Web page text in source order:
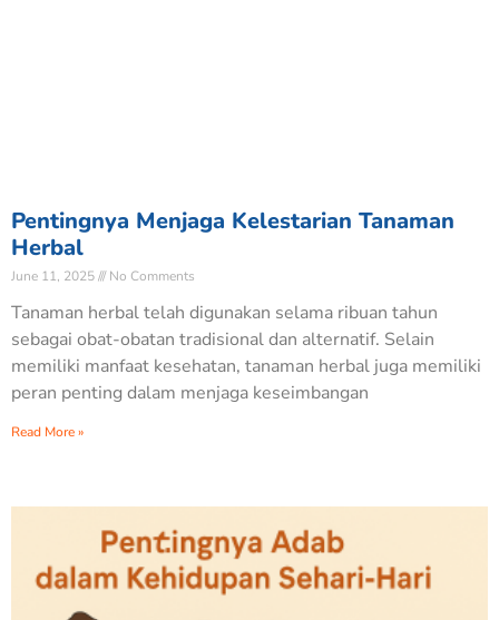
Pentingnya Menjaga Kelestarian Tanaman
Herbal
June 11, 2025 No Comments
Tanaman herbal telah digunakan selama ribuan tahun
sebagai obat-obatan tradisional dan alternatif. Selain
memiliki manfaat kesehatan, tanaman herbal juga memiliki
peran penting dalam menjaga keseimbangan
Read More »